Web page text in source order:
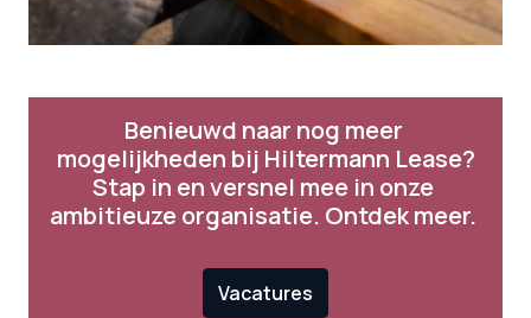
Benieuwd naar nog meer
mogelijkheden bij Hiltermann Lease?
Stap in en versnel mee in onze
ambitieuze organisatie. Ontdek meer.
Vacatures